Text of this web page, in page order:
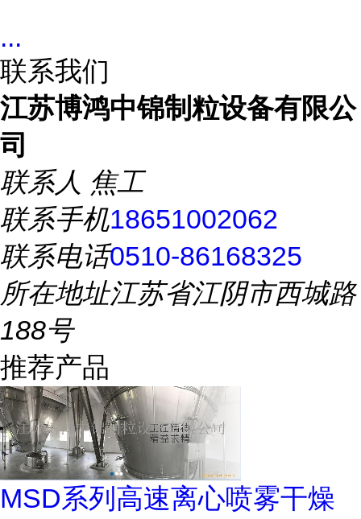
...
联系我们
江苏博鸿中锦制粒设备有限公
司
联系人 焦工
联系手机18651002062
联系电话0510-86168325
所在地址江苏省江阴市西城路
188号
推荐产品
MSD系列高速离心喷雾干燥